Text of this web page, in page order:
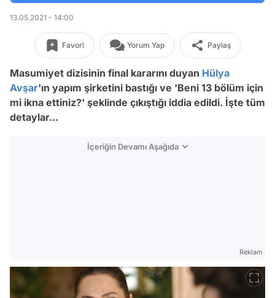
13.05.2021 - 14:00
Favori Yorum Yap Paylaş
Masumiyet dizisinin final kararını duyan Hülya
Avşar'ın yapım şirketini bastığı ve 'Beni 13 bölüm için
mi ikna ettiniz?' şeklinde çıkıştığı iddia edildi. İşte tüm
detaylar...
İçeriğin Devamı Aşağıda
Reklam